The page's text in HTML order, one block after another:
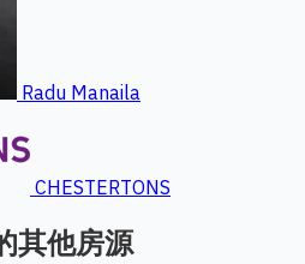
Radu Manaila
CHESTERTONS
其他房源